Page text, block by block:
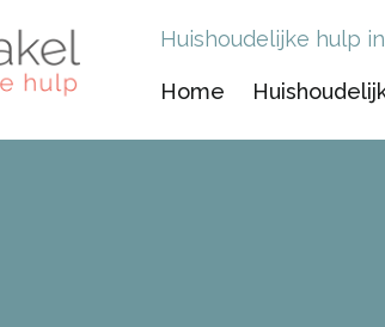
Huishoudelijke hulp
Home